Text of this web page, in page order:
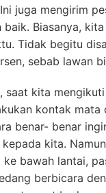
juga mengirim
baik. Biasanya,
Tidak begitu
sebab lawan
saat kita
kontak
benar- benar
kita.
ke bawah lantai,
berbicara